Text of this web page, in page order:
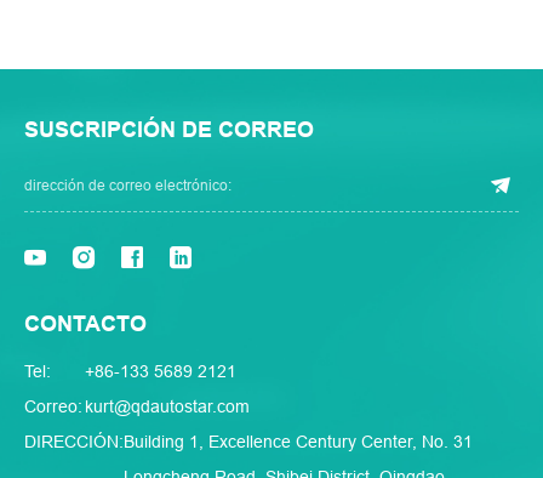
SUSCRIPCIÓN DE CORREO
CONTACTO
Tel:
+86-133 5689 2121
Correo: kurt@qdautostar.com
DIRECCIÓN:Building 1, Excellence Century Center, No. 31